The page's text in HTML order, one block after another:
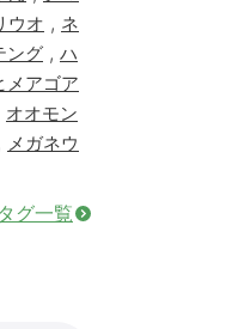
ウオ , ネ
ング , ハ
メアゴア
オオモン
メガネウ
タグ一覧